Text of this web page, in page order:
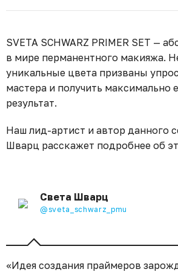
SVETA SCHWARZ PRIMER SET —
в мире перманентного макияжа.
уникальные цвета призваны
мастера и получить максимально
результат.
Наш лид-артист и автор данного
Шварц расскажет подробнее об
Света Шварц
@sveta_schwarz_pmu
«Идея создания праймеров